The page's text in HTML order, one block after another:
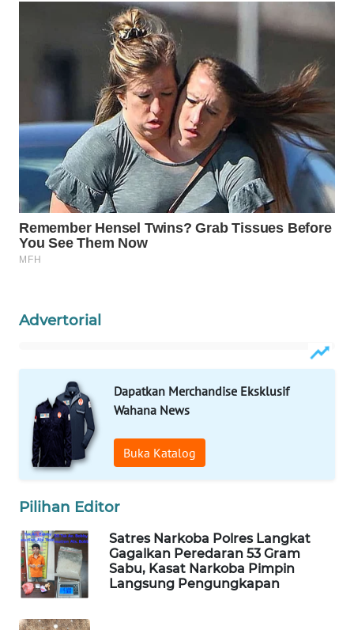
Advertorial
Dapatkan Merchandise Eksklusif
Wahana News
Buka Katalog
Pilihan Editor
Satres Narkoba Polres Langkat
Gagalkan Peredaran 53 Gram
Sabu, Kasat Narkoba Pimpin
Langsung Pengungkapan
KONSUMEN
LISTRIK
MASYARAKAT
KELISTRIKAN
WALINKI
MAWAKA
NET
PLN
WATCH
LPKKI
LKKI
KOPEKLIN